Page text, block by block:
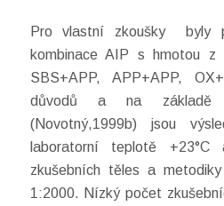
Pro vlastní zkoušky byly
kombinace AIP s hmotou z
SBS+APP, APP+APP,
důvodů a na základě
(Novotný,1999b) jsou
laboratorní teplotě
zkušebních těles a
1:2000. Nízký počet